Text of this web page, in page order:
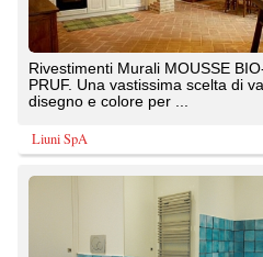
a mano. Base in cotto derivante
dall'argilla della ...
Fornace Bernasconi